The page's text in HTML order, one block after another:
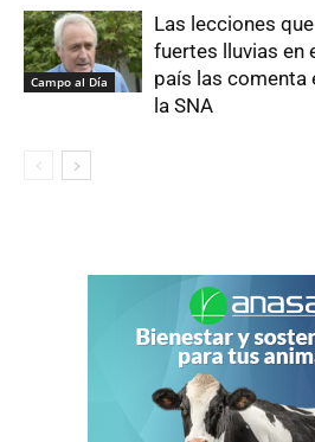
Campo al Día
Las lecciones
fuertes lluvias en
país las comenta
la SNA